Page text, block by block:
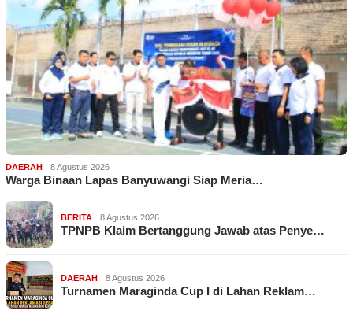
DAERAH 8 Agustus 2026
Warga Binaan Lapas Banyuwangi Siap Meria…
BERITA 8 Agustus 2026
TPNPB Klaim Bertanggung Jawab atas Penye…
DAERAH 8 Agustus 2026
Turnamen Maraginda Cup I di Lahan Reklam…